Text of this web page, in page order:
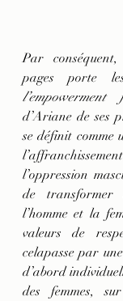
Par
pages porte
l’empowerment
d’Ariane de ses
se définit comme
l’oppression
de transformer
l’homme et la
valeurs de
celapasse par
d’abord
des femmes,